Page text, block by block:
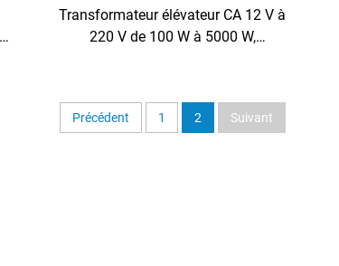
Transformateur élévateur CA 12 V à
220 V de 100 W à 5000 W,
V à 220 V
Précédent 1 2 Suivant